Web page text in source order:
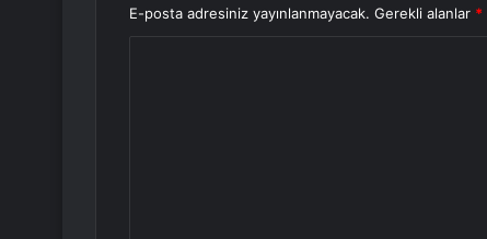
E-posta adresiniz yayınlanmayacak. Gerekli alanlar *